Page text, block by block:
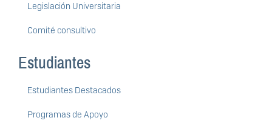
Legislación Universitaria
Comité consultivo
Estudiantes
Estudiantes Destacados
Programas de Apoyo